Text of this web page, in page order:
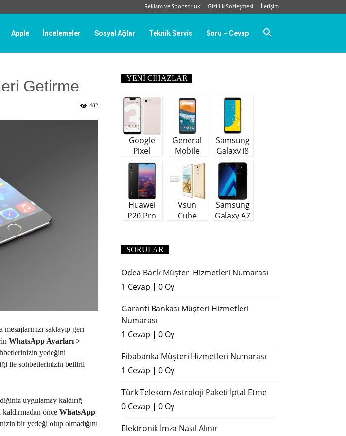
Reklam ve Sponsorluk Gizlilik Sözleşmesi İletişim
Apple İncelemeler Sosyal Ağlar Teknik Servis Soru – Cevap
Getirme
482
saklayıp geri
WhatsApp Ayarları >
yedeğini
ile sohbetlerinizin bellirli
uygulamay kaldırığ
önce WhatsApp
bir yedeği olup olmadığını
YENI CIHAZLAR
Google
Pixel
General
Mobile
GM9 Plus
Samsung
Galaxy J8
(64 GB)
Huawei
P20 Pro
Vsun
Cube
Samsung
Galaxy A7
SORULAR
Odea Bank Müşteri Hizmetleri Numarası
1 Cevap | 0 Oy
Garanti Bankası Müşteri Hizmetleri
Numarası
1 Cevap | 0 Oy
Fibabanka Müşteri Hizmetleri Numarası
1 Cevap | 0 Oy
Türk Telekom Astroloji Paketi İptal Etme
0 Cevap | 0 Oy
Elektronik İmza Nasıl Alınır